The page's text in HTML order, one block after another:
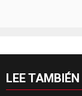
LEE TAMBIÉN